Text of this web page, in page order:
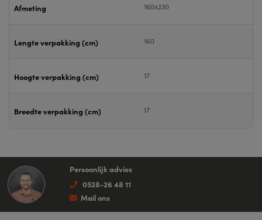
Afmeting 160x230
Lengte verpakking (cm) 160
Hoogte verpakking (cm) 17
Breedte verpakking (cm) 17
Persoonlijk advies
0528-26 48 11
Mail ons